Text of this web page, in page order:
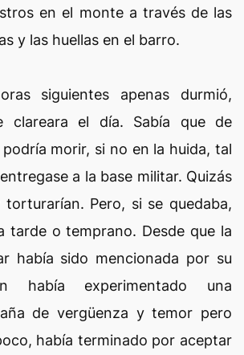
en el monte a través de las
y las huellas en el barro.
siguientes apenas durmió,
clareara el día. Sabía que de
morir, si no en la huida, tal
a la base militar. Quizás
Pero, si se quedaba,
tarde o temprano. Desde que la
había sido mencionada por su
había experimentado una
de vergüenza y temor pero
había terminado por aceptar